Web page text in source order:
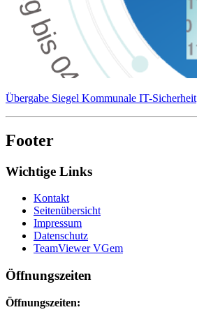
Übergabe Siegel Kommunale IT-Sicherheit
Footer
Wichtige Links
Kontakt
Seitenübersicht
Impressum
Datenschutz
TeamViewer VGem
Öffnungszeiten
Öffnungszeiten: